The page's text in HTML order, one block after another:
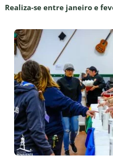
Realiza-se entre janeiro e